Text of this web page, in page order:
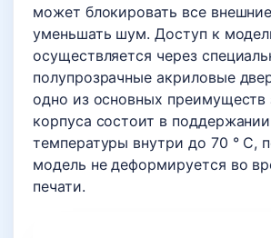
может блокировать все
уменьшать шум. Доступ к
осуществляется через
полупрозрачные акриловые
одно из основных преимуществ
корпуса состоит в
температуры внутри до 70 ° C,
модель не деформируется во
печати.